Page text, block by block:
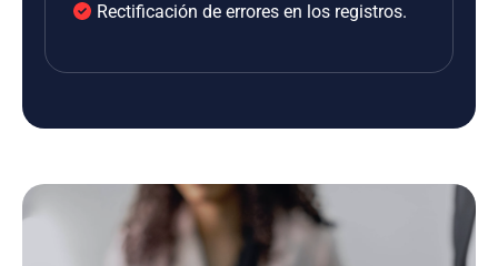
Rectificación de errores en los registros.